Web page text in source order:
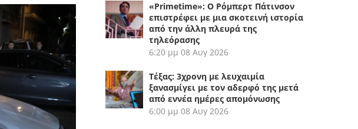
«Primetime»: Ο Ρόμπερτ Πάτινσον
επιστρέφει με μια σκοτεινή ιστορία
από την άλλη πλευρά της
τηλεόρασης
6:20 μμ 08 Αυγ 2026
Τέξας: 3χρονη με λευχαιμία
ξανασμίγει με τον αδερφό της μετά
από εννέα ημέρες απομόνωσης
6:00 μμ 08 Αυγ 2026